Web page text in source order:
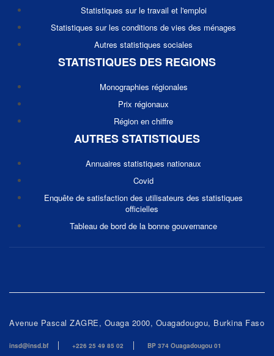
Statistiques sur le travail et l'emploi
Statistiques sur les conditions de vies des ménages
Autres statistiques sociales
STATISTIQUES DES REGIONS
Monographies régionales
Prix régionaux
Région en chiffre
AUTRES STATISTIQUES
Annuaires statistiques nationaux
Covid
Enquête de satisfaction des utilisateurs des statistiques
officielles
Tableau de bord de la bonne gouvernance
Avenue Pascal ZAGRE, Ouaga 2000, Ouagadougou, Burkina Faso
insd@insd.bf +226 25 49 85 02 BP 374 Ouagadougou 01